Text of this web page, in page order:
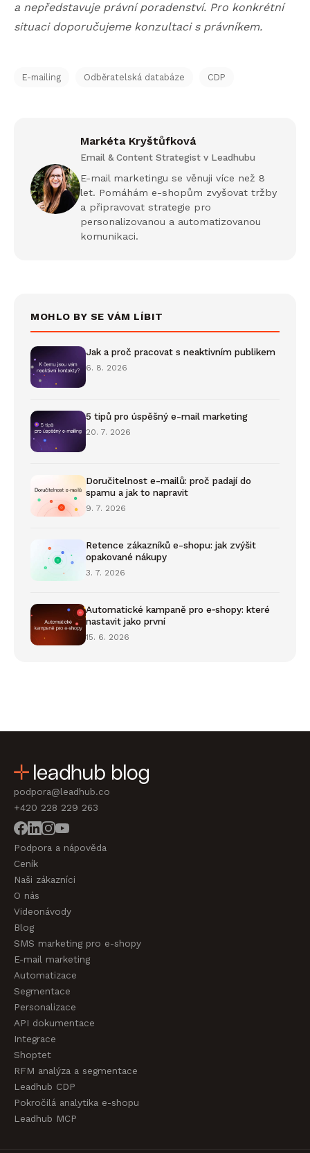
a nepředstavuje právní poradenství. Pro konkrétní
situaci doporučujeme konzultaci s právníkem.
E-mailing Odběratelská databáze CDP
Markéta Kryštůfková
Email & Content Strategist v Leadhubu
E-mail marketingu se věnuji více než 8
let. Pomáhám e-shopům zvyšovat tržby
a připravovat strategie pro
personalizovanou a automatizovanou
komunikaci.
MOHLO BY SE VÁM LÍBIT
Jak a proč pracovat s neaktivním publikem
6. 8. 2026
5 tipů pro úspěšný e-mail marketing
20. 7. 2026
Doručitelnost e-mailů: proč padají do
spamu a jak to napravit
9. 7. 2026
Retence zákazníků e-shopu: jak zvýšit
opakované nákupy
3. 7. 2026
Automatické kampaně pro e‑shopy: které
nastavit jako první
15. 6. 2026
podpora@leadhub.co
+420 228 229 263
Podpora a nápověda
Ceník
Naši zákazníci
O nás
Videonávody
Blog
SMS marketing pro e-shopy
E-mail marketing
Automatizace
Segmentace
Personalizace
API dokumentace
Integrace
Shoptet
RFM analýza a segmentace
Leadhub CDP
Pokročilá analytika e-shopu
Leadhub MCP